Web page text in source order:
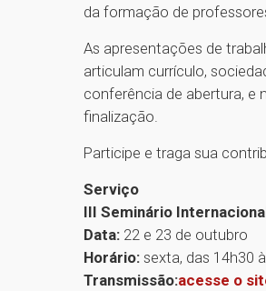
da formação de
As apresentações de
articulam currículo,
conferência de abertura, e
finalização.
Participe e traga sua
Serviço
III Seminário
Data: 22 e 23 de outubro
Horário: sexta, das 14h30
Transmissão:acesse o